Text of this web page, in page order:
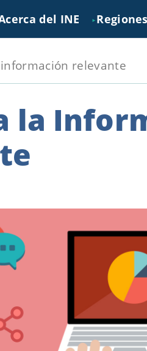
del INE ► Regiones
información relevante
la